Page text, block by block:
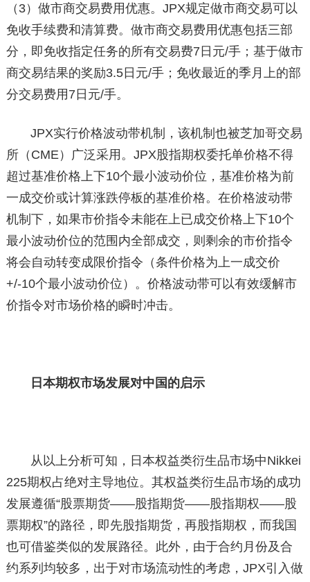
（3）做市商交易费用优惠。JPX规定做市商交易可以
免收手续费和清算费。做市商交易费用优惠包括三部
分，即免收指定任务的所有交易费7日元/手；基于做市
商交易结果的奖励3.5日元/手；免收最近的季月上的部
分交易费用7日元/手。
JPX实行价格波动带机制，该机制也被芝加哥交易
所（CME）广泛采用。JPX股指期权委托单价格不得
超过基准价格上下10个最小波动价位，基准价格为前
一成交价或计算涨跌停板的基准价格。在价格波动带
机制下，如果市价指令未能在上已成交价格上下10个
最小波动价位的范围内全部成交，则剩余的市价指令
将会自动转变成限价指令（条件价格为上一成交价
+/-10个最小波动价位）。价格波动带可以有效缓解市
价指令对市场价格的瞬时冲击。
日本期权市场发展对中国的启示
从以上分析可知，日本权益类衍生品市场中Nikkei
225期权占绝对主导地位。其权益类衍生品市场的成功
发展遵循“股票期货——股指期货——股指期权——股
票期权”的路径，即先股指期货，再股指期权，而我国
也可借鉴类似的发展路径。此外，由于合约月份及合
约系列均较多，出于对市场流动性的考虑，JPX引入做